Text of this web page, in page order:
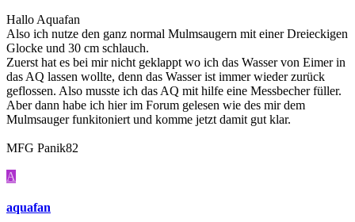
Hallo Aquafan
Also ich nutze den ganz normal Mulmsaugern mit einer Dreieckigen
Glocke und 30 cm schlauch.
Zuerst hat es bei mir nicht geklappt wo ich das Wasser von Eimer in
das AQ lassen wollte, denn das Wasser ist immer wieder zurück
geflossen. Also musste ich das AQ mit hilfe eine Messbecher füller.
Aber dann habe ich hier im Forum gelesen wie des mir dem
Mulmsauger funkitoniert und komme jetzt damit gut klar.
MFG Panik82
A
aquafan